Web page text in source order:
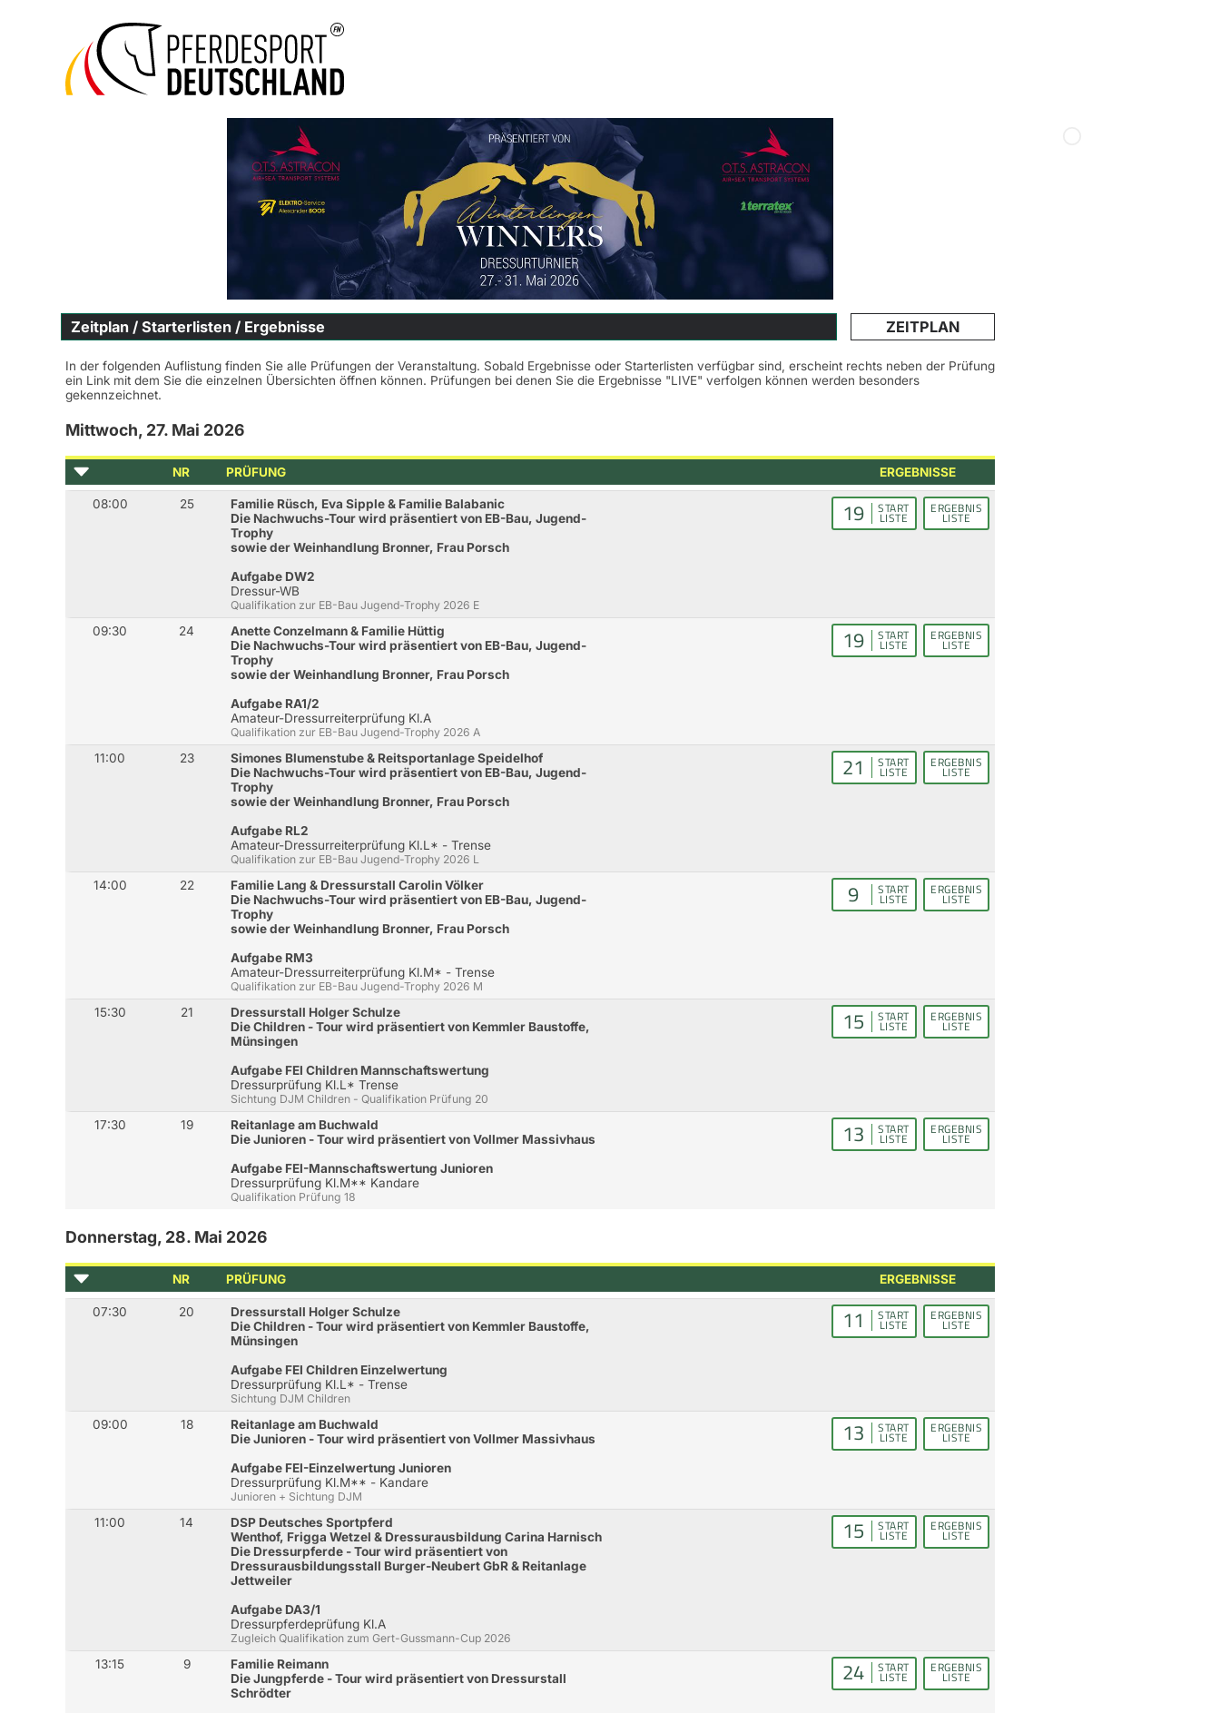
Zeitplan / Starterlisten / Ergebnisse ZEITPLAN
In der folgenden Auflistung finden Sie alle Prüfungen der Veranstaltung. Sobald Ergebnisse oder Starterlisten verfügbar sind, erscheint rechts neben der Prüfung
ein Link mit dem Sie die einzelnen Übersichten öffnen können. Prüfungen bei denen Sie die Ergebnisse "LIVE" verfolgen können werden besonders
gekennzeichnet.
Mittwoch, 27. Mai 2026
NR PRÜFUNG ERGEBNISSE
08:00 25
Familie Rüsch, Eva Sipple & Familie Balabanic
Die Nachwuchs-Tour wird präsentiert von EB-Bau, Jugend-
Trophy
sowie der Weinhandlung Bronner, Frau Porsch
Aufgabe DW2
Dressur-WB
Qualifikation zur EB-Bau Jugend-Trophy 2026 E
19 START
LISTE
ERGEBNIS
LISTE
09:30 24
Anette Conzelmann & Familie Hüttig
Die Nachwuchs-Tour wird präsentiert von EB-Bau, Jugend-
Trophy
sowie der Weinhandlung Bronner, Frau Porsch
Aufgabe RA1/2
Amateur-Dressurreiterprüfung Kl.A
Qualifikation zur EB-Bau Jugend-Trophy 2026 A
19 START
LISTE
ERGEBNIS
LISTE
11:00 23
Simones Blumenstube & Reitsportanlage Speidelhof
Die Nachwuchs-Tour wird präsentiert von EB-Bau, Jugend-
Trophy
sowie der Weinhandlung Bronner, Frau Porsch
Aufgabe RL2
Amateur-Dressurreiterprüfung Kl.L* - Trense
Qualifikation zur EB-Bau Jugend-Trophy 2026 L
21 START
LISTE
ERGEBNIS
LISTE
14:00 22
Familie Lang & Dressurstall Carolin Völker
Die Nachwuchs-Tour wird präsentiert von EB-Bau, Jugend-
Trophy
sowie der Weinhandlung Bronner, Frau Porsch
Aufgabe RM3
Amateur-Dressurreiterprüfung Kl.M* - Trense
Qualifikation zur EB-Bau Jugend-Trophy 2026 M
9 START
LISTE
ERGEBNIS
LISTE
15:30 21
Dressurstall Holger Schulze
Die Children - Tour wird präsentiert von Kemmler Baustoffe,
Münsingen
Aufgabe FEI Children Mannschaftswertung
Dressurprüfung Kl.L* Trense
Sichtung DJM Children - Qualifikation Prüfung 20
15 START
LISTE
ERGEBNIS
LISTE
17:30 19
Reitanlage am Buchwald
Die Junioren - Tour wird präsentiert von Vollmer Massivhaus
Aufgabe FEI-Mannschaftswertung Junioren
Dressurprüfung Kl.M** Kandare
Qualifikation Prüfung 18
13 START
LISTE
ERGEBNIS
LISTE
Donnerstag, 28. Mai 2026
NR PRÜFUNG ERGEBNISSE
07:30 20
Dressurstall Holger Schulze
Die Children - Tour wird präsentiert von Kemmler Baustoffe,
Münsingen
Aufgabe FEI Children Einzelwertung
Dressurprüfung Kl.L* - Trense
Sichtung DJM Children
11 START
LISTE
ERGEBNIS
LISTE
09:00 18
Reitanlage am Buchwald
Die Junioren - Tour wird präsentiert von Vollmer Massivhaus
Aufgabe FEI-Einzelwertung Junioren
Dressurprüfung Kl.M** - Kandare
Junioren + Sichtung DJM
13 START
LISTE
ERGEBNIS
LISTE
11:00 14
DSP Deutsches Sportpferd
Wenthof, Frigga Wetzel & Dressurausbildung Carina Harnisch
Die Dressurpferde - Tour wird präsentiert von
Dressurausbildungsstall Burger-Neubert GbR & Reitanlage
Jettweiler
Aufgabe DA3/1
Dressurpferdeprüfung Kl.A
Zugleich Qualifikation zum Gert-Gussmann-Cup 2026
15 START
LISTE
ERGEBNIS
LISTE
13:15 9
Familie Reimann
Die Jungpferde - Tour wird präsentiert von Dressurstall
Schrödter
24 START
LISTE
ERGEBNIS
LISTE